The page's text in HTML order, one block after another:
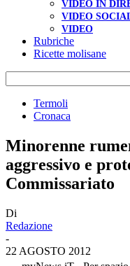
VIDEO IN
VIDEO
VIDEO
Rubriche
Ricette molisane
Termoli
Cronaca
Minorenne
aggressivo e
Commissariato
Di
Redazione
-
22 AGOSTO 2012